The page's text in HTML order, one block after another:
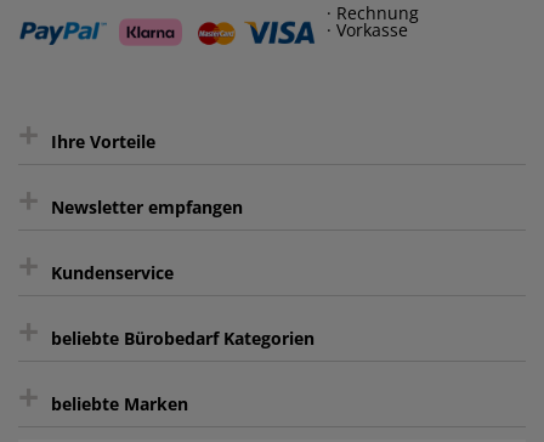
· Rechnung
· Vorkasse
+ Ihre Vorteile
Kauf auf Rechnung³
sicher Shoppen durch SSL
intelligentes Kundenkonto
+ Newsletter empfangen
Sie können sich zu jeder Zeit abmelden.
+ Kundenservice
Kontakt
FAQ
+ beliebte Bürobedarf Kategorien
Aktenvernichter
+ beliebte Marken